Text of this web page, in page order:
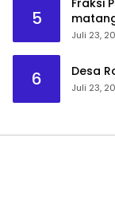
5
Juli 23,
6 Desa
Juli 23,